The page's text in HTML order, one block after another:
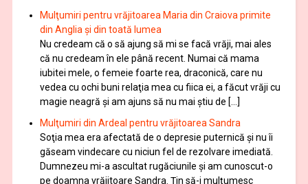
Mulţumiri pentru vrăjitoarea Maria din Craiova primite
din Anglia și din toată lumea
Nu credeam că o să ajung să mi se facă vrăji, mai ales
că nu credeam în ele până recent. Numai că mama
iubitei mele, o femeie foarte rea, draconică, care nu
vedea cu ochi buni relaţia mea cu fiica ei, a făcut vrăji cu
magie neagră şi am ajuns să nu mai ştiu de […]
Mulţumiri din Ardeal pentru vrăjitoarea Sandra
Soţia mea era afectată de o depresie puternică şi nu îi
găseam vindecare cu niciun fel de rezolvare imediată.
Dumnezeu mi-a ascultat rugăciunile şi am cunoscut-o
pe doamna vrăjitoare Sandra. Ţin să-i mulţumesc